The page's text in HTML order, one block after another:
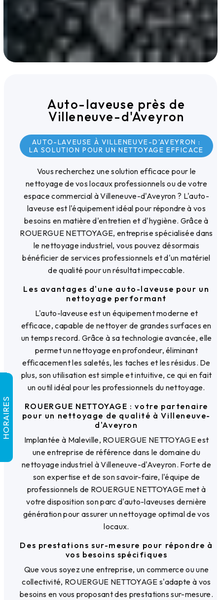
Auto-laveuse près de
Villeneuve-d'Aveyron
AUTO-LAVEUSE À VILLENEUVE-D'AVEYRON :
LA SOLUTION POUR UN NETTOYAGE EFFICACE
Vous recherchez une solution efficace pour le
nettoyage de vos locaux professionnels ou de votre
espace commercial à Villeneuve-d'Aveyron ? L'auto-
laveuse est l'équipement idéal pour répondre à vos
besoins en matière d'entretien et d'hygiène. Grâce à
ROUERGUE NETTOYAGE, entreprise spécialisée dans
le nettoyage industriel, vous pouvez désormais
bénéficier de services professionnels et d'un matériel
de qualité pour un résultat impeccable.
Les avantages d'une auto-laveuse pour un
nettoyage performant
L'auto-laveuse est un équipement moderne et
efficace, capable de nettoyer de grandes surfaces en
un temps record. Grâce à sa technologie avancée, elle
permet un nettoyage en profondeur, éliminant
efficacement les saletés, les taches et les résidus. De
plus, son utilisation est simple et intuitive, ce qui en fait
un outil idéal pour les professionnels du nettoyage.
ROUERGUE NETTOYAGE : votre partenaire
pour un nettoyage de qualité à Villeneuve-
d'Aveyron
Implantée à Maleville, ROUERGUE NETTOYAGE est
une entreprise de référence dans le domaine du
nettoyage industriel à Villeneuve-d'Aveyron. Forte de
son expertise et de son savoir-faire, l'équipe de
professionnels de ROUERGUE NETTOYAGE met à
votre disposition son parc d'auto-laveuses dernière
génération pour assurer un nettoyage optimal de vos
locaux.
Des prestations sur-mesure pour répondre à
vos besoins spécifiques
Que vous soyez une entreprise, un commerce ou une
collectivité, ROUERGUE NETTOYAGE s'adapte à vos
besoins en vous proposant des prestations sur-mesure.
HORAIRES